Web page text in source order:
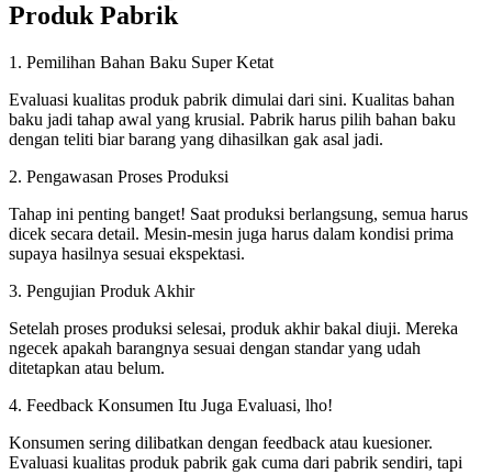
Produk Pabrik
1. Pemilihan Bahan Baku Super Ketat
Evaluasi kualitas produk pabrik dimulai dari sini. Kualitas bahan
baku jadi tahap awal yang krusial. Pabrik harus pilih bahan baku
dengan teliti biar barang yang dihasilkan gak asal jadi.
2. Pengawasan Proses Produksi
Tahap ini penting banget! Saat produksi berlangsung, semua harus
dicek secara detail. Mesin-mesin juga harus dalam kondisi prima
supaya hasilnya sesuai ekspektasi.
3. Pengujian Produk Akhir
Setelah proses produksi selesai, produk akhir bakal diuji. Mereka
ngecek apakah barangnya sesuai dengan standar yang udah
ditetapkan atau belum.
4. Feedback Konsumen Itu Juga Evaluasi, lho!
Konsumen sering dilibatkan dengan feedback atau kuesioner.
Evaluasi kualitas produk pabrik gak cuma dari pabrik sendiri, tapi